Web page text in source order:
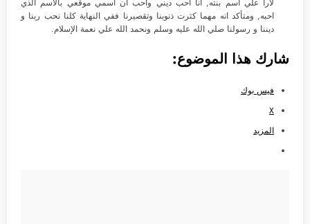
لارا علي اسم بنته, انا احب ديني واحب ان اسمي موقعي بالأسم الذي
احبه, ومتأكد انه مهما كثرت ذنوبنا وتقصيرنا ففي النهاية كلنا نحب ربنا و
ديننا و رسولنا صلي الله عليه وسلم ونحمد الله علي نعمة الإسلام.
شارك هذا الموضوع:
فيس بوك
X
المزيد